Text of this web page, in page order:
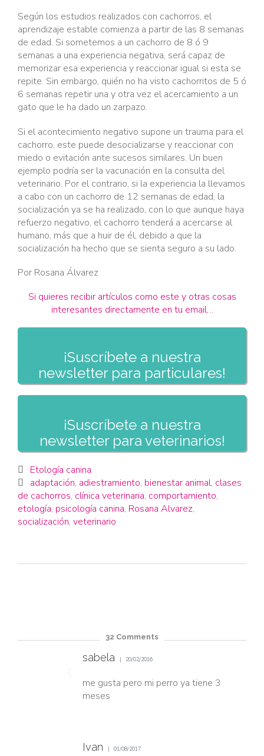
Según los estudios realizados con cachorros, el
aprendizaje estable comienza a partir de las 8 semanas
de edad. Si sometemos a un cachorro de 8 ó 9
semanas a una experiencia negativa, será capaz de
memorizar esa experiencia y reaccionar igual si esta se
repite. Sin embargo, quién no ha visto cachorritos de 5 ó
6 semanas repetir una y otra vez el acercamiento a un
gato que le ha dado un zarpazo.
Si el acontecimiento negativo supone un trauma para el
cachorro, este puede desocializarse y reaccionar con
miedo o evitación ante sucesos similares. Un buen
ejemplo podría ser la vacunación en la consulta del
veterinario. Por el contrario, si la experiencia la llevamos
a cabo con un cachorro de 12 semanas de edad, la
socialización ya se ha realizado, con lo que aunque haya
refuerzo negativo, el cachorro tenderá a acercarse al
humano, más que a huir de él, debido a que la
socialización ha hecho que se sienta seguro a su lado.
Por Rosana Álvarez
Si quieres recibir artículos como este y otras cosas
interesantes directamente en tu email…
¡Suscríbete a nuestra
newsletter para particulares!
¡Suscríbete a nuestra
newsletter para veterinarios!
 Category
Etología canina
 Tags
adaptación, adiestramiento, bienestar animal, clases
de cachorros, clínica veterinaria, comportamiento,
etología, psicología canina, Rosana Alvarez,
socialización, veterinario
32 Comments
sabela 20/02/2016
me gusta pero mi perro ya tiene 3
meses
Ivan 01/08/2017